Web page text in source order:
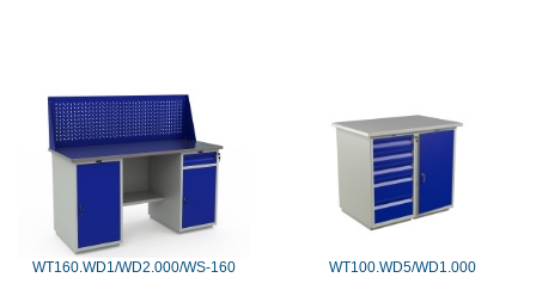
WT160.WD1/WD2.000/WS-160 WT100.WD5/WD1.000